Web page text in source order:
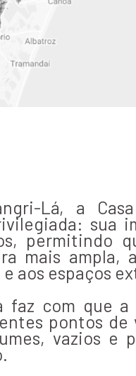
Lá, a
sua
permitindo
mais ampla,
aos espaços
faz com que
pontos de
vazios e